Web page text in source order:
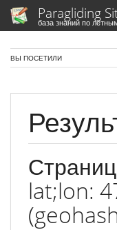
Paragliding
база знаний по
ВЫ ПОСЕТИЛИ
lat;lon: